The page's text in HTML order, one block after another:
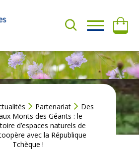
A
H
É
R
E
R
F
a
i
Partenariat
Des
Monts des Géants : le
d’espaces naturels de
avec la République
Tchèque !